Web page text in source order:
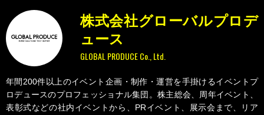
GLOBAL PRODUCE Co., Ltd.
株式会社グローバルプロデ
ュース
年間200件以上のイベント企画・制作・運営を手掛けるイベントプ
ロデュースのプロフェッショナル集団。株主総会、周年イベント、
表彰式などの社内イベントから、PRイベント、展示会まで、リア